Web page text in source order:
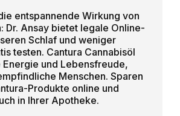
entspannende Wirkung von
Dr. Ansay bietet legale Online-
Schlaf und weniger
testen. Cantura Cannabisöl
und Lebensfreude,
Menschen. Sparen
Produkte online und
in Ihrer Apotheke.